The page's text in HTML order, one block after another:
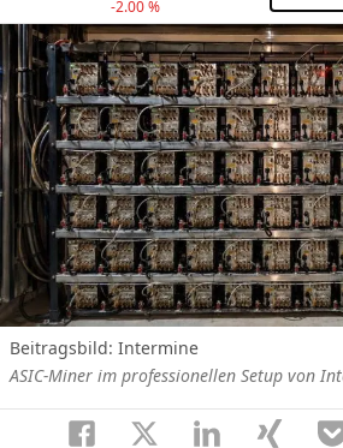
-2.00 %
Beitragsbild: Intermine
ASIC-Miner im professionellen Setup von